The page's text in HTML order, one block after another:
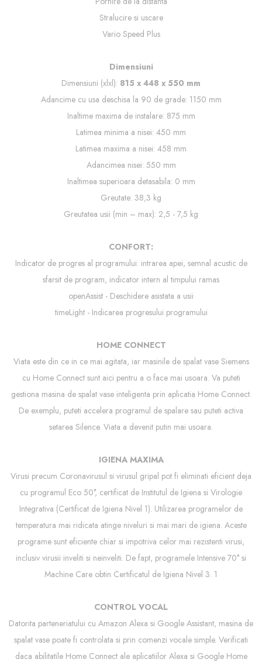
Stralucire si uscare
Vario Speed Plus
Dimensiuni
Dimensiuni (xlxl): 815 x 448 x 550 mm
Adancime cu usa deschisa la 90 de grade: 1150 mm
Inaltime maxima de instalare: 875 mm
Latimea minima a nisei: 450 mm
Latimea maxima a nisei: 458 mm
Adancimea nisei: 550 mm
Inaltimea superioara detasabila: 0 mm
Greutate: 38,3 kg
Greutatea usii (min – max): 2,5 - 7,5 kg
CONFORT:
Indicator de progres al programului: intrarea apei, semnal acustic de
sfarsit de program, indicator intern al timpului ramas
openAssist - Deschidere asistata a usii
timeLight - Indicarea progresului programului
HOME CONNECT
Viata este din ce in ce mai agitata, iar masinile de spalat vase Siemens
cu Home Connect sunt aici pentru a o face mai usoara. Va puteti
gestiona masina de spalat vase inteligenta prin aplicatia Home Connect.
De exemplu, puteti accelera programul de spalare sau puteti activa
setarea Silence. Viata a devenit putin mai usoara.
IGIENA MAXIMA
Virusi precum Coronavirusul si virusul gripal pot fi eliminati eficient deja
cu programul Eco 50°, certificat de Institutul de Igiena si Virologie
Integrativa (Certificat de Igiena Nivel 1). Utilizarea programelor de
temperatura mai ridicata atinge niveluri si mai mari de igiena. Aceste
programe sunt eficiente chiar si impotriva celor mai rezistenti virusi,
inclusiv virusii inveliti si neinveliti. De fapt, programele Intensive 70° si
Machine Care obtin Certificatul de Igiena Nivel 3. 1
CONTROL VOCAL
Datorita parteneriatului cu Amazon Alexa si Google Assistant, masina de
spalat vase poate fi controlata si prin comenzi vocale simple. Verificati
daca abilitatile Home Connect ale aplicatiilor Alexa si Google Home